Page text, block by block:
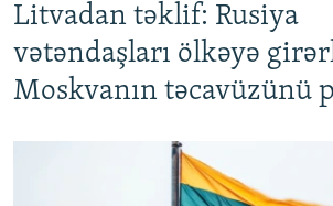
Litvadan təklif: Rusiya
vətəndaşları ölkəyə
Moskvanın təcavüzünü